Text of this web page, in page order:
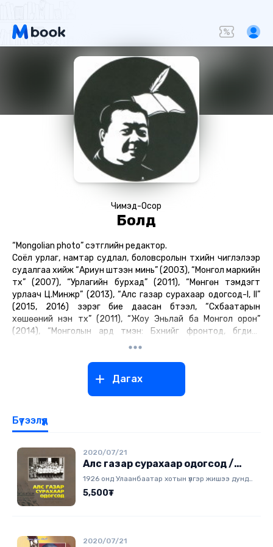
Чимэд-Осор
Болд
“Mongolian photo” сэтгүүлийн редактор.
Соёл урлаг, намтар судлал, боловсролын түүхийн чиглэлээр
судалгаа хийж “Ариун шүтээн минь” (2003), “Монгол маркийн
түүх” (2007), “Урлагийн бурхад” (2011), “Мөнгөн тэмдэгт
урлаач Ц.Минжүүр” (2013), “Алс газар сурахаар одогсод-I, II”
(2015, 2016) зэрэг бие даасан бүтээл, “Сүхбаатарын
хөшөөний үнэн түүх” (2011), “Жоу Эньлай ба Монгол орон”
(2014), “Монголын ард түмэн: Бүхнийг фронтод, бүгдийг
ялалтын төлөө” (2015), “Монгол Улс Чөлөөлөх дайнд-1945”
Дагах
Бүтээлүүд
Алс газар сурахаар одогсод /
тэргүүн дэвтэр/
2020/07/21
1926 онд Улаанбаатар хотын үлгэр жишээ дунд
сургуулиас сурлага, сахилга батаараа
суралцан, өрнийн соёлтой танилцаж ахуйд нь
5,500₮
2020/07/21